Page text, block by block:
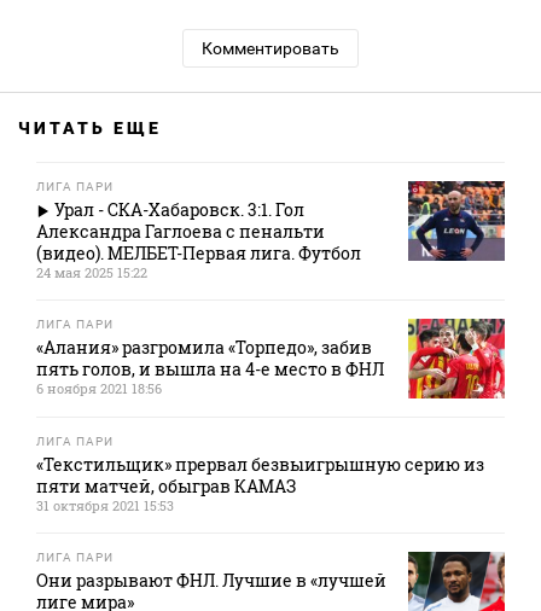
Комментировать
ЧИТАТЬ ЕЩЕ
ЛИГА ПАРИ
Урал - СКА-Хабаровск. 3:1. Гол
Александра Гаглоева с пенальти
(видео). МЕЛБЕТ-Первая лига. Футбол
24 мая 2025 15:22
ЛИГА ПАРИ
«Алания» разгромила «Торпедо», забив
пять голов, и вышла на 4-е место в ФНЛ
6 ноября 2021 18:56
ЛИГА ПАРИ
«Текстильщик» прервал безвыигрышную серию из
пяти матчей, обыграв КАМАЗ
31 октября 2021 15:53
ЛИГА ПАРИ
Они разрывают ФНЛ. Лучшие в «лучшей
лиге мира»